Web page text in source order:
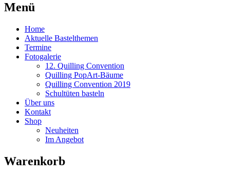
Menü
Home
Aktuelle Bastelthemen
Termine
Fotogalerie
12. Quilling Convention
Quilling PopArt-Bäume
Quilling Convention 2019
Schultüten basteln
Über uns
Kontakt
Shop
Neuheiten
Im Angebot
Warenkorb